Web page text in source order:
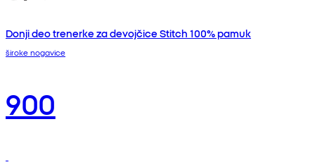
Donji deo trenerke za devojčice Stitch 100% pamuk
široke nogavice
900